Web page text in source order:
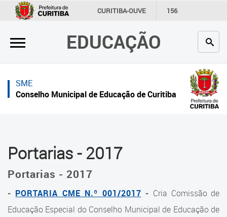
CURITIBA-OUVE 156
INFORMAÇÃO SECRETARIAS
EDUCAÇÃO
×
Inicial
Secretaria
Profissionais da educação
Contato
Links
úteis
Portal da Prefeitura de Curitiba
×
Inicial
Inicial
Secretaria
Crianças e estudantes
Comunidade
SME
Conselho Municipal de Educação de Curitiba
Portarias - 2017
Portarias - 2017
- PORTARIA CME N.º 001/2017 - Cria Comissão de
Educação Especial do Conselho Municipal de Educação de